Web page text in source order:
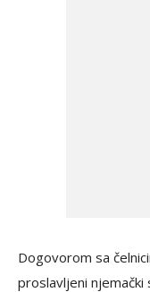
Dogovorom sa
proslavljeni